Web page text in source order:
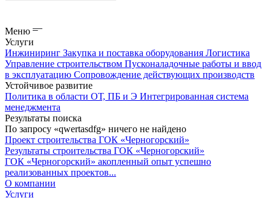
Меню
Услуги
Инжиниринг Закупка и поставка оборудования Логистика
Управление строительством Пусконаладочные работы и ввод
в эксплуатацию Сопровождение действующих производств
Устойчивое развитие
Политика в области ОТ, ПБ и Э Интегрированная система
менеджмента
Результаты поиска
По запросу «qwertasdfg» ничего не найдено
Проект строительства ГОК «Черногорский»
Результаты строительства ГОК «Черногорский»
ГОК «Черногорский» акопленный опыт успешно
реализованных проектов...
О компании
Услуги